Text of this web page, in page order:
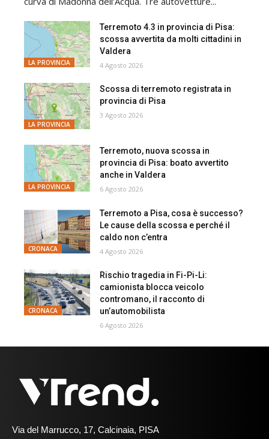
LA PROVINCIA
Terremoto 4.3 in provincia di Pisa:
scossa avvertita da molti cittadini in
Valdera
4 Agosto 2026
LA PROVINCIA
Scossa di terremoto registrata in
provincia di Pisa
3 Agosto 2026
LA PROVINCIA
Terremoto, nuova scossa in
provincia di Pisa: boato avvertito
anche in Valdera
6 Agosto 2026
CRONACA
Terremoto a Pisa, cosa è successo?
Le cause della scossa e perché il
caldo non c’entra
4 Agosto 2026
CRONACA
Rischio tragedia in Fi-Pi-Li:
camionista blocca veicolo
contromano, il racconto di
un’automobilista
6 Agosto 2026
Via del Marrucco, 17, Calcinaia, PISA